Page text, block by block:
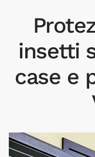
insetti
case e